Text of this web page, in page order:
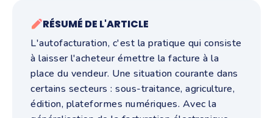
RÉSUMÉ DE L'ARTICLE
L'autofacturation, c'est la pratique qui consiste
à laisser l'acheteur émettre la facture à la
place du vendeur. Une situation courante dans
certains secteurs : sous-traitance, agriculture,
édition, plateformes numériques. Avec la